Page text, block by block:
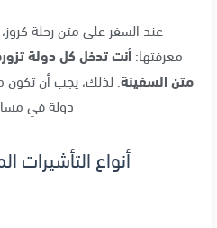
عند السفر على متن رحلة
معرفتها:أنت تدخل كل دولة
متن السفينة. لذلك، يجب أن تكون
دولة في
أنواع التأشيرات